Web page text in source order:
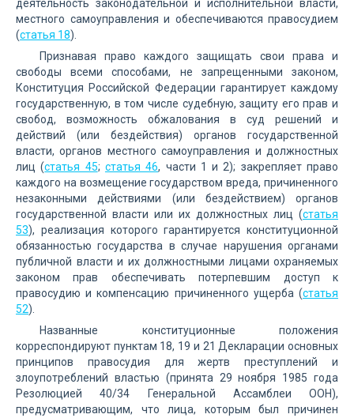
деятельность законодательной и исполнительной власти,
местного самоуправления и обеспечиваются правосудием
(статья 18).
Признавая право каждого защищать свои права и
свободы всеми способами, не запрещенными законом,
Конституция Российской Федерации гарантирует каждому
государственную, в том числе судебную, защиту его прав и
свобод, возможность обжалования в суд решений и
действий (или бездействия) органов государственной
власти, органов местного самоуправления и должностных
лиц (статья 45; статья 46, части 1 и 2); закрепляет право
каждого на возмещение государством вреда, причиненного
незаконными действиями (или бездействием) органов
государственной власти или их должностных лиц (статья
53), реализация которого гарантируется конституционной
обязанностью государства в случае нарушения органами
публичной власти и их должностными лицами охраняемых
законом прав обеспечивать потерпевшим доступ к
правосудию и компенсацию причиненного ущерба (статья
52).
Названные конституционные положения
корреспондируют пунктам 18, 19 и 21 Декларации основных
принципов правосудия для жертв преступлений и
злоупотреблений властью (принята 29 ноября 1985 года
Резолюцией 40/34 Генеральной Ассамблеи ООН),
предусматривающим, что лица, которым был причинен